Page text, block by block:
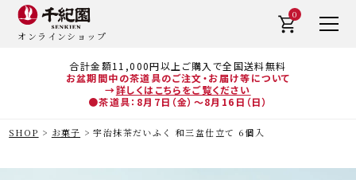
合計金額11,000円以上ご購入で全国送料無料
お盆期間中の茶道具のご注文・お届け等について
→詳しくはこちらをご覧ください
●茶道具：8月7日（金）～8月16日（日）
オンラインショップ
0
SHOP お菓子 宇治抹茶だいふく 和三盆仕立て 6個入